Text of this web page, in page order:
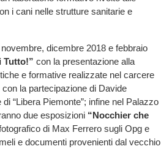
i cani nelle strutture sanitarie e
dicembre 2018 e febbraio
Tutto!” con la presentazione alla
e formative realizzate nel carcere
con la partecipazione di Davide
“Libera Piemonte”; infine nel Palazzo
due esposizioni “Nocchier che
di Max Ferrero sugli Opg e
e documenti provenienti dal vecchio